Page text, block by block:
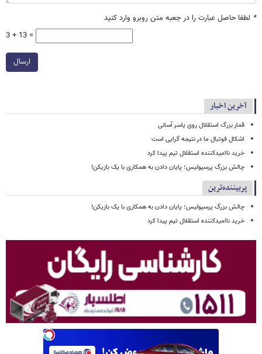
* لطفا حاصل عبارت را در جعبه متن روبرو وارد کنید
3 + 13 =
ارسال
آخرین اخبار
قمار بزرگ استقلال روی یاسر آسانی
اشکال فوتبال ما در نتیجه گرایی است
خرید ناامیدکننده استقلال تیم پیدا کرد
چالش بزرگ پرسپولیس؛ پایان دادن به همکاری با یک بازیکن!
پربیننده‌ترین
چالش بزرگ پرسپولیس؛ پایان دادن به همکاری با یک بازیکن!
خرید ناامیدکننده استقلال تیم پیدا کرد